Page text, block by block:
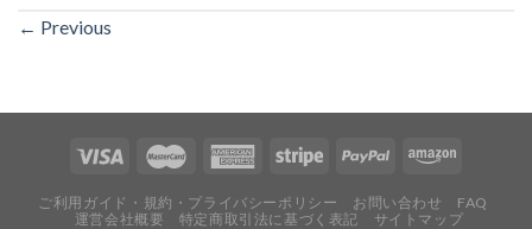
← Previous
ご利用ガイド・規約・プライバシーポリシー お問い合わせ
FAQ
運営会社概要
特定商取引法に基づく表記 サイトマップ